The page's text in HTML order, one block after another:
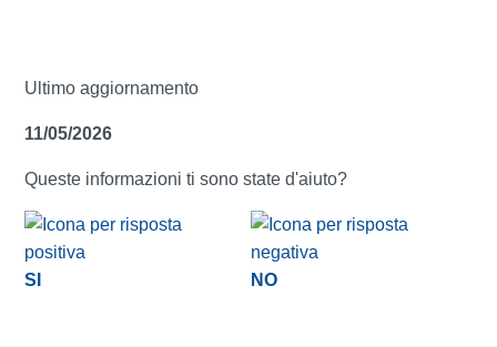
Ultimo aggiornamento
11/05/2026
Queste informazioni ti sono state d'aiuto?
SI NO